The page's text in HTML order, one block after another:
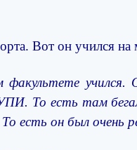
Вот он учился на
То есть там
есть он был очень